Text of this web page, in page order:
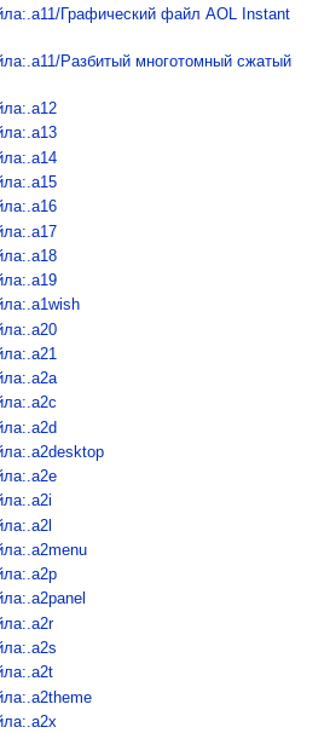
Графический файл AOL Instant
Разбитый многотомный сжатый